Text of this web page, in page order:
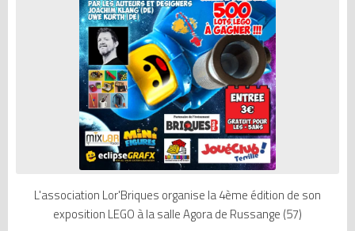
L'association Lor'Briques organise la 4ème édition de son
exposition LEGO à la salle Agora de Russange (57)